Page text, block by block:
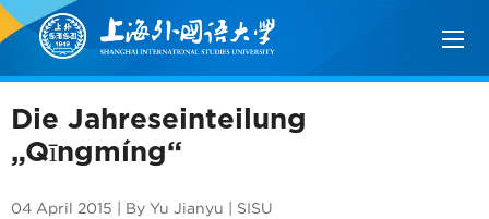
Die Jahreseinteilung
„Qīngmíng“
04 April 2015 | By Yu Jianyu | SISU